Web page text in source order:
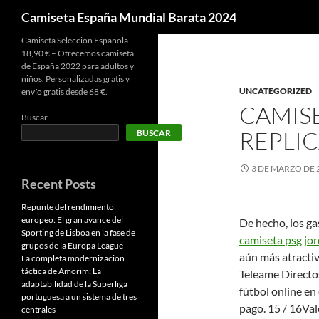
Camiseta España Mundial Barata 2024
UNCATEGORIZED
3 DE MARZO DE
De hecho, los
camiseta psg
aún más
Teleame
fútbol online en
pago. 15 /
Camiseta Selección Española
18,90 € – Ofrecemos camiseta
de España 2022 para adultos y
niños. Personalizadas gratis y
envío gratis desde 68 €.
Buscar
BUSCAR
Recent Posts
Repunte del rendimiento
europeo: El gran avance del
Sporting de Lisboa en la fase de
grupos de la Europa League
La completa modernización
táctica de Amorim: La
adaptabilidad de la Superliga
portuguesa a un sistema de tres
centrales